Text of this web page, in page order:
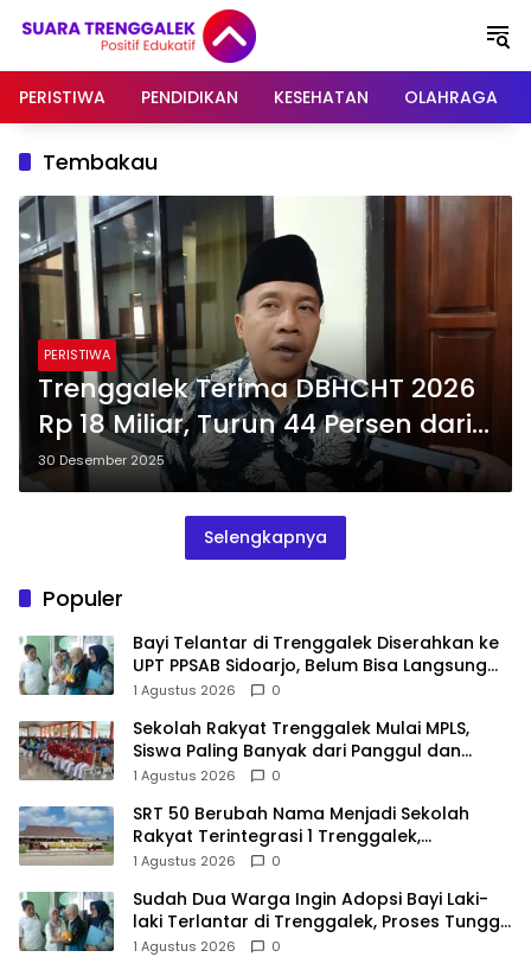
PERISTIWA
PENDIDIKAN KESEHATAN OLAHRAGA
Tembakau
PERISTIWA
Trenggalek Terima DBHCHT 2026
Rp 18 Miliar, Turun 44 Persen dari
Tahun Lalu
30 Desember 2025
Selengkapnya
Populer
Bayi Telantar di Trenggalek Diserahkan ke
UPT PPSAB Sidoarjo, Belum Bisa Langsung
Diadopsi
1 Agustus 2026 0
Sekolah Rakyat Trenggalek Mulai MPLS,
Siswa Paling Banyak dari Panggul dan
Gandusari
1 Agustus 2026 0
SRT 50 Berubah Nama Menjadi Sekolah
Rakyat Terintegrasi 1 Trenggalek,
Nomenklatur Berubah
1 Agustus 2026 0
Sudah Dua Warga Ingin Adopsi Bayi Laki-
laki Terlantar di Trenggalek, Proses Tunggu
Hasil Penyelidikan
1 Agustus 2026 0